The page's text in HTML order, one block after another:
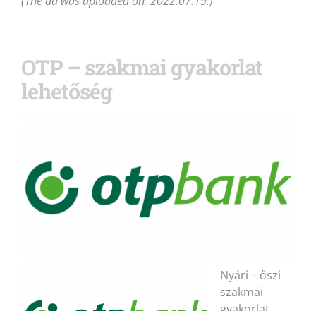
OTP – szakmai gyakorlat
lehetőség
Nyári – őszi
szakmai